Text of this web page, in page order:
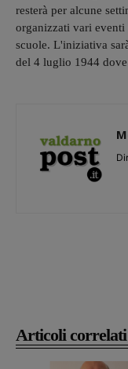
Articoli correlati
resterà per alcune
organizzati vari
scuole. L'iniziativa
del 4 luglio 1944